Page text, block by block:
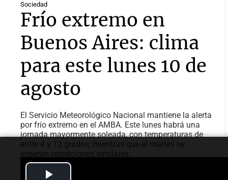
Sociedad
Frío extremo en
Buenos Aires: clima
para este lunes 10 de
agosto
El Servicio Meteorológico Nacional mantiene la alerta
por frío extremo en el AMBA. Este lunes habrá una
jornada mayormente soleada, con temperaturas de
entre 4 y 12 grados, mientras que el martes se
esperan condiciones similares.